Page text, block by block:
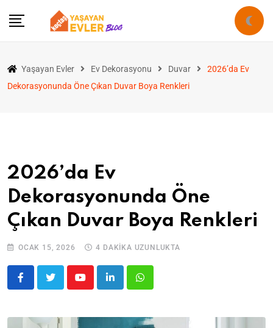
Yaşayan Evler Ev Dekorasyonu Duvar
2026’da Ev
Dekorasyonunda Öne Çıkan Duvar Boya Renkleri
2026’da Ev
Dekorasyonunda Öne
Çıkan Duvar Boya Renkleri
OCAK 15, 2026 4 DAKIKA UZUNLUKTA